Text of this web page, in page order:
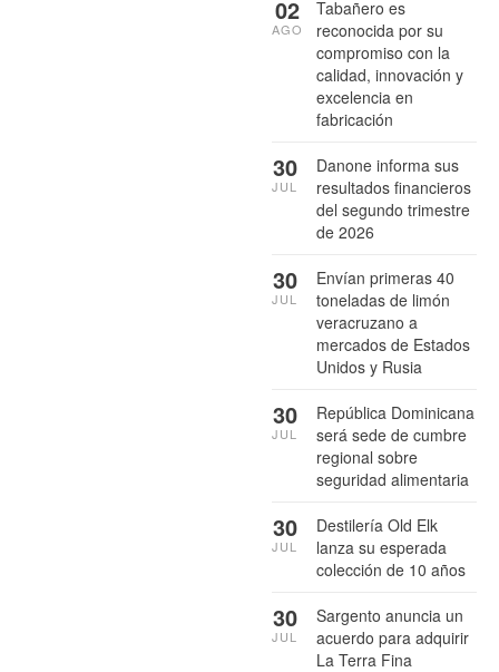
Tabañero es
reconocida por su
compromiso con la
calidad, innovación y
excelencia en
fabricación
02
AGO
Danone informa sus
resultados financieros
del segundo trimestre
de 2026
30
JUL
Envían primeras 40
toneladas de limón
veracruzano a
mercados de Estados
Unidos y Rusia
30
JUL
República Dominicana
será sede de cumbre
regional sobre
seguridad alimentaria
30
JUL
Destilería Old Elk
lanza su esperada
colección de 10 años
30
JUL
Sargento anuncia un
acuerdo para adquirir
La Terra Fina
30
JUL